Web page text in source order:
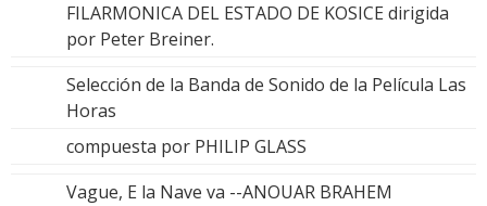
FILARMONICA DEL ESTADO DE KOSICE dirigida
por Peter Breiner.
Selección de la Banda de Sonido de la Película Las
Horas
compuesta por PHILIP GLASS
Vague, E la Nave va --ANOUAR BRAHEM